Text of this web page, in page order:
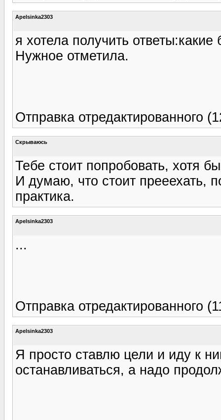
Apelsinka2303
я хотела получить
Нужное отметила.
Отправка отредактированного
Скрываюсь
Тебе стоит попробовать, хотя
И думаю, что стоит прееехать,
практика.
Apelsinka2303
...
Отправка отредактированного
Apelsinka2303
Я просто ставлю цели и иду к
останавливаться, а надо